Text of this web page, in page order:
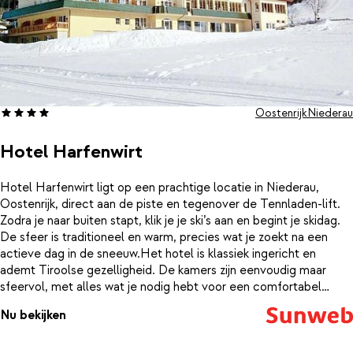
Hotel Harfenwirt
OostenrijkNiederau
Hotel Harfenwirt ligt op een prachtige locatie in Niederau,
Oostenrijk, direct aan de piste en tegenover de Tennladen-lift.
Zodra je naar buiten stapt, klik je je ski’s aan en begint je skidag.
De sfeer is traditioneel en warm, precies wat je zoekt na een
actieve dag in de sneeuw.Het hotel is klassiek ingericht en
ademt Tiroolse gezelligheid. De kamers zijn eenvoudig maar
sfeervol, met alles wat je nodig hebt voor een comfortabel
verblijf. Een deel van de kamers, waaronder de 2-persoonskamer
type A, bevindt zich in het bijgebouw. Na het skiën is het fijn
Nu bekijken